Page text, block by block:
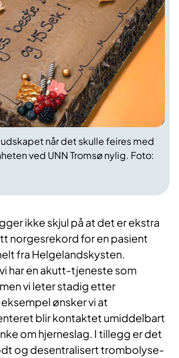
når det skulle feires med
ved UNN Tromsø nylig. Foto:
ikke skjul på at det er ekstra
norgesrekord for en pasient
fra Helgelandskysten.
har en akutt-tjeneste som
vi leter stadig etter
ønsker vi at
blir kontaktet umiddelbart
om hjerneslag. I tillegg er det
og desentralisert trombolyse-